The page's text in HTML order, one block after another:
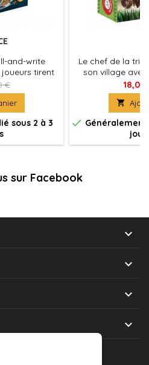
and-write
tirent
sur les
€
sous 2 à 3
Le chef de la
son village
chiens ? Sinon
rivière... et
18,00

 Généralement
sur Facebook



